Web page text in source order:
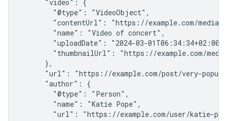
      "video": {
        "@type": "VideoObject",
"contentUrl": "https://example.com/media/
        "name": "Video of concert",
"uploadDate": "2024-03-
"thumbnailUrl": "https://example.com/
      },
"url": "https://example.com/post/very-
      "author": {
        "@type": "Person",
        "name": "Katie Pope",
"url": "https://example.com/user/katie-